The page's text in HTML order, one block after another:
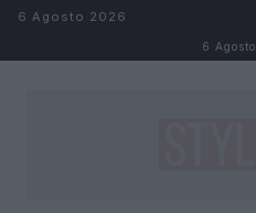
Salta al contenuto
6 Agosto 2026
6